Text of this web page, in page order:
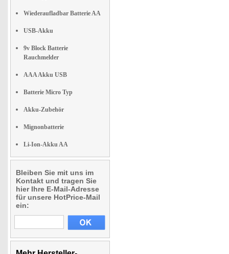
Wiederaufladbar Batterie AA
USB-Akku
9v Block Batterie
Rauchmelder
AAA Akku USB
Batterie Micro Typ
Akku-Zubehör
Mignonbatterie
Li-Ion-Akku AA
Bleiben Sie mit uns im
Kontakt und tragen Sie
hier Ihre E-Mail-Adresse
für unsere HotPrice-Mail
ein: